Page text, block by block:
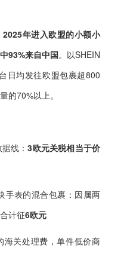
2025年进入欧盟的小额小
93%来自中国。以SHEIN
日均发往欧盟包裹超800
的70%以上。
线：3欧元关税相当于价
手表的混合包裹：因属两
计征6欧元
海关处理费，单件低价商